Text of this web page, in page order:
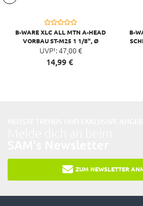
B-WARE XLC ALL MTN A-HEAD
VORBAU ST-M25 1 1/8", Ø
31,8MM, 65MM, 0°
SCHWARZ/GLANZ
UVP¹:47,00 €
14,99 €
B-
ZUM NEWSLETTER